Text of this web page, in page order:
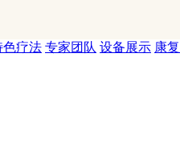
色疗法 专家团队 设备展示 康